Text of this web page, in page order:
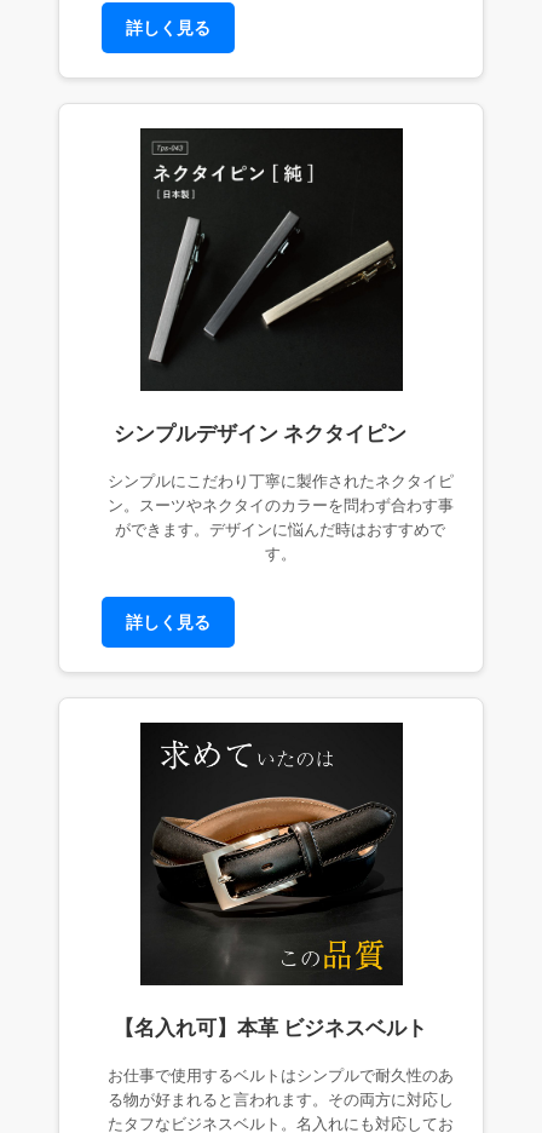
詳しく見る
シンプルデザイン ネクタイピン
シンプルにこだわり丁寧に製作されたネクタイピ
ン。スーツやネクタイのカラーを問わず合わす事
ができます。デザインに悩んだ時はおすすめで
す。
詳しく見る
【名入れ可】本革 ビジネスベルト
お仕事で使用するベルトはシンプルで耐久性のあ
る物が好まれると言われます。その両方に対応し
たタフなビジネスベルト。名入れにも対応してお